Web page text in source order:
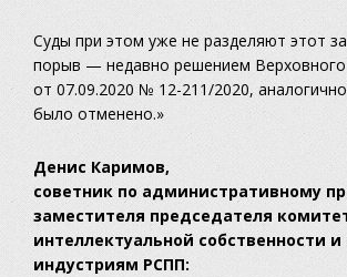
Суды при этом уже не разделяют этот
порыв — недавно решением
от 07.09.2020 № 12-211/2020,
было отменено.»
Денис Каримов,
советник по административному
заместителя председателя
интеллектуальной собственности
индустриям РСПП: